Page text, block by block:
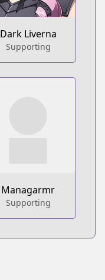
Dark Liverna
Supporting
Managarmr
Supporting